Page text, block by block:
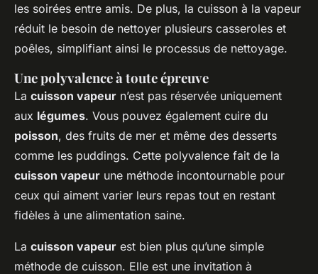
les soirées entre amis. De plus, la cuisson à la vapeur
réduit le besoin de nettoyer plusieurs casseroles et
poêles, simplifiant ainsi le processus de nettoyage.
Une polyvalence à toute épreuve
La cuisson vapeur n’est pas réservée uniquement
aux légumes. Vous pouvez également cuire du
poisson, des fruits de mer et même des desserts
comme les puddings. Cette polyvalence fait de la
cuisson vapeur une méthode incontournable pour
ceux qui aiment varier leurs repas tout en restant
fidèles à une alimentation saine.
La cuisson vapeur est bien plus qu’une simple
méthode de cuisson. Elle est une invitation à